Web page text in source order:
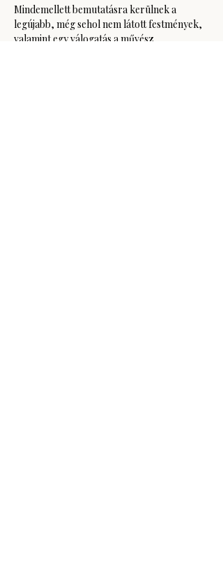
Mindemellett bemutatásra kerülnek a
legújabb, még sehol nem látott festmények,
valamint egy válogatás a művész…